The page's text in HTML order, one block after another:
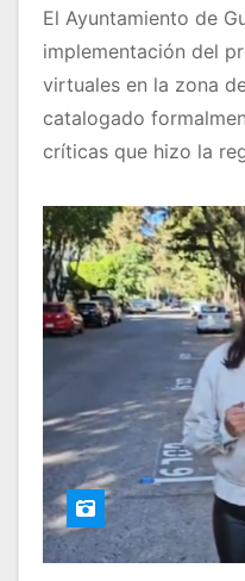
El Ayuntamiento de
implementación del
virtuales en la zona
catalogado
críticas que hizo la